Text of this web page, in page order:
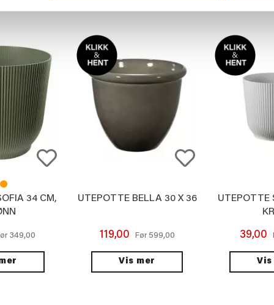
34 CM,
349,00
UTEPOTTE BELLA 30 X 36
119,00 Før 599,00
Vis mer
UTEPOTTE
39,00
Vis